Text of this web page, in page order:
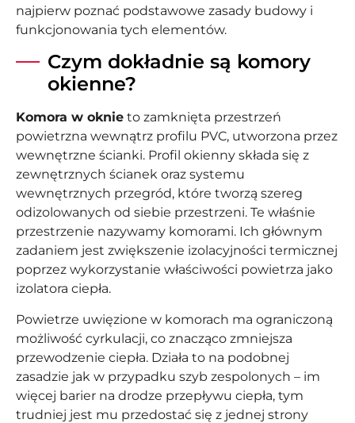
najpierw poznać podstawowe zasady budowy i
funkcjonowania tych elementów.
Czym dokładnie są komory
okienne?
Komora w oknie to zamknięta przestrzeń
powietrzna wewnątrz profilu PVC, utworzona przez
wewnętrzne ścianki. Profil okienny składa się z
zewnętrznych ścianek oraz systemu
wewnętrznych przegród, które tworzą szereg
odizolowanych od siebie przestrzeni. Te właśnie
przestrzenie nazywamy komorami. Ich głównym
zadaniem jest zwiększenie izolacyjności termicznej
poprzez wykorzystanie właściwości powietrza jako
izolatora ciepła.
Powietrze uwięzione w komorach ma ograniczoną
możliwość cyrkulacji, co znacząco zmniejsza
przewodzenie ciepła. Działa to na podobnej
zasadzie jak w przypadku szyb zespolonych – im
więcej barier na drodze przepływu ciepła, tym
trudniej jest mu przedostać się z jednej strony